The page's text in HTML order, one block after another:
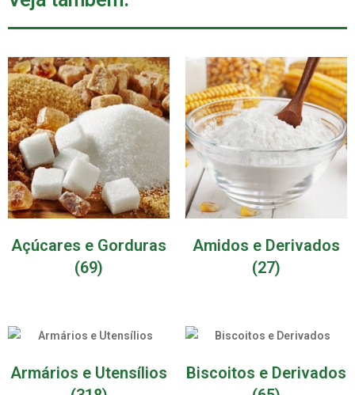
Açúcares e Gorduras
(69)
Amidos e Derivados
(27)
Armários e Utensílios
Biscoitos e Derivados